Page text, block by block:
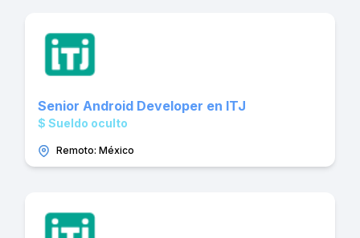
Senior Android Developer en ITJ
$ Sueldo oculto
Remoto: México